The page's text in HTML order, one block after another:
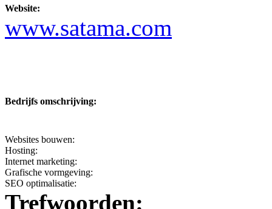
Website:
www.satama.com
Bedrijfs omschrijving:
Websites bouwen:
Hosting:
Internet marketing:
Grafische vormgeving:
SEO optimalisatie:
Trefwoorden: